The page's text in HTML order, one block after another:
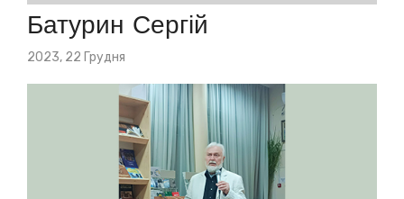
Батурин Сергій
Posted
2023, 22 Грудня